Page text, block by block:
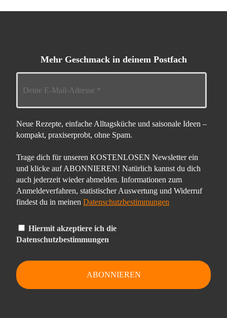
Mehr Geschmack in deinem Postfach
Neue Rezepte, einfache Alltagsküche und saisonale Ideen –
kompakt, praxiserprobt, ohne Spam.
Trage dich für unseren KOSTENLOSEN Newsletter ein
und klicke auf ABONNIEREN! Natürlich kannst du dich
auch jederzeit wieder abmelden. Informationen zum
Anmeldeverfahren, statistischer Auswertung und Widerruf
findest du in meinenDatenschutzbestimmungen
Hiermit akzeptiere ich die
Datenschutzbestimmungen